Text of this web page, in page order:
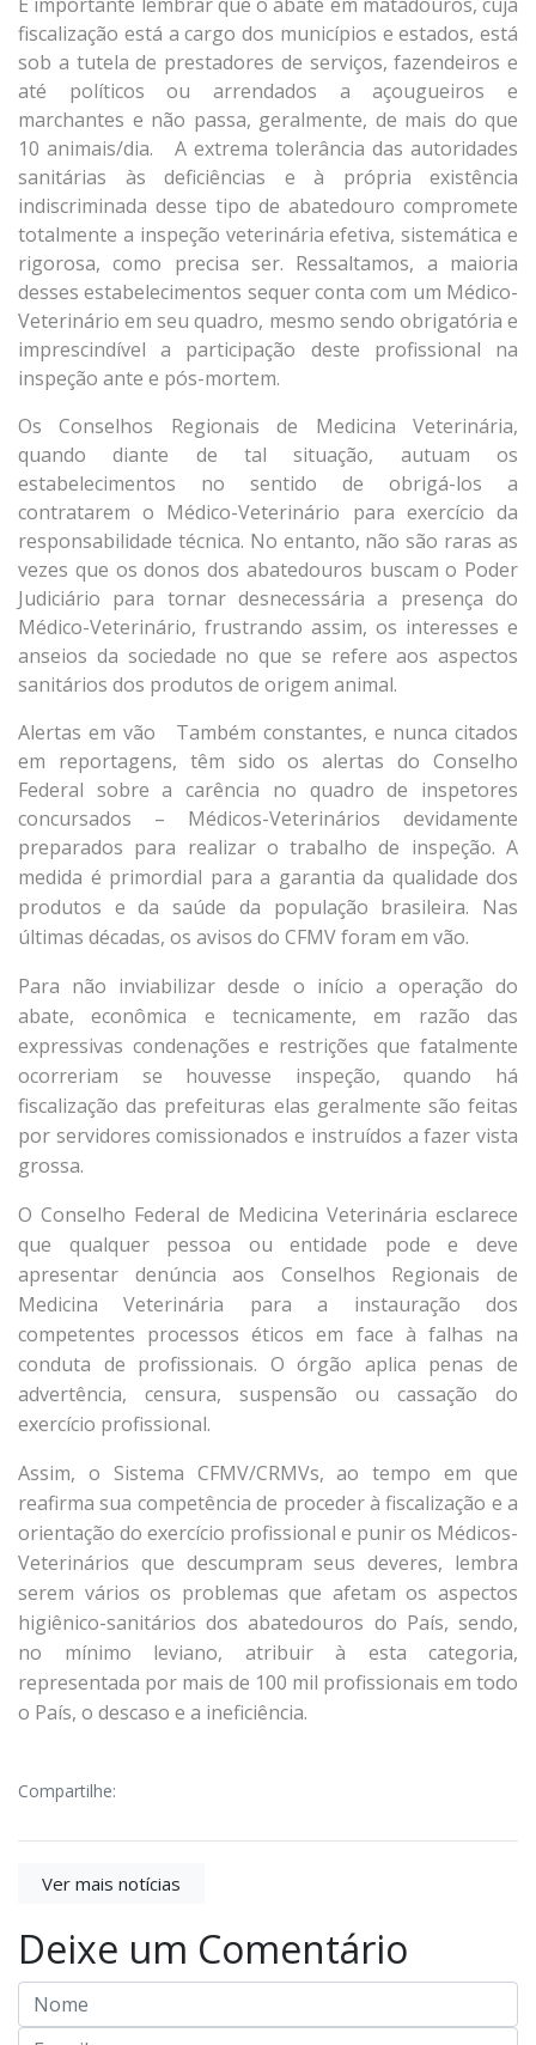
fiscalização está a cargo dos municípios e estados, está
sob a tutela de prestadores de serviços, fazendeiros e
até políticos ou arrendados a açougueiros e
marchantes e não passa, geralmente, de mais do que
10 animais/dia. A extrema tolerância das autoridades
sanitárias às deficiências e à própria existência
indiscriminada desse tipo de abatedouro compromete
totalmente a inspeção veterinária efetiva, sistemática e
rigorosa, como precisa ser. Ressaltamos, a maioria
desses estabelecimentos sequer conta com um Médico-
Veterinário em seu quadro, mesmo sendo obrigatória e
imprescindível a participação deste profissional na
inspeção ante e pós-mortem.
Os Conselhos Regionais de Medicina Veterinária,
quando diante de tal situação, autuam os
estabelecimentos no sentido de obrigá-los a
contratarem o Médico-Veterinário para exercício da
responsabilidade técnica. No entanto, não são raras as
vezes que os donos dos abatedouros buscam o Poder
Judiciário para tornar desnecessária a presença do
Médico-Veterinário, frustrando assim, os interesses e
anseios da sociedade no que se refere aos aspectos
sanitários dos produtos de origem animal.
Alertas em vão Também constantes, e nunca citados
em reportagens, têm sido os alertas do Conselho
Federal sobre a carência no quadro de inspetores
concursados – Médicos-Veterinários devidamente
preparados para realizar o trabalho de inspeção. A
medida é primordial para a garantia da qualidade dos
produtos e da saúde da população brasileira. Nas
últimas décadas, os avisos do CFMV foram em vão.
Para não inviabilizar desde o início a operação do
abate, econômica e tecnicamente, em razão das
expressivas condenações e restrições que fatalmente
ocorreriam se houvesse inspeção, quando há
fiscalização das prefeituras elas geralmente são feitas
por servidores comissionados e instruídos a fazer vista
grossa.
O Conselho Federal de Medicina Veterinária esclarece
que qualquer pessoa ou entidade pode e deve
apresentar denúncia aos Conselhos Regionais de
Medicina Veterinária para a instauração dos
competentes processos éticos em face à falhas na
conduta de profissionais. O órgão aplica penas de
advertência, censura, suspensão ou cassação do
exercício profissional.
Assim, o Sistema CFMV/CRMVs, ao tempo em que
reafirma sua competência de proceder à fiscalização e a
orientação do exercício profissional e punir os Médicos-
Veterinários que descumpram seus deveres, lembra
serem vários os problemas que afetam os aspectos
higiênico-sanitários dos abatedouros do País, sendo,
no mínimo leviano, atribuir à esta categoria,
representada por mais de 100 mil profissionais em todo
o País, o descaso e a ineficiência.
Compartilhe:
Ver mais notícias
Deixe um Comentário